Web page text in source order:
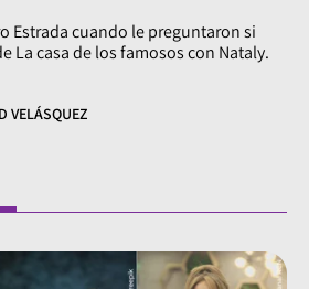
Estrada cuando le preguntaron si
La casa de los famosos con Nataly.
VELÁSQUEZ